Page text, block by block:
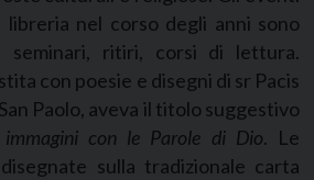
libreria nel corso degli anni sono
seminari, ritiri, corsi di lettura.
con poesie e disegni di sr Pacis
Paolo, aveva il titolo suggestivo
con le Parole di Dio. Le
sulla tradizionale carta